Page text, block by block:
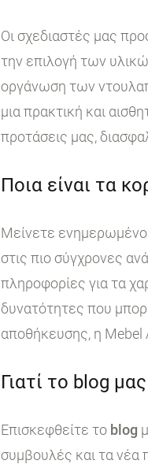
Οι σχεδιαστές μας
την επιλογή των
οργάνωση των
μια πρακτική και
προτάσεις μας,
Ποια είναι τα
Μείνετε
στις πιο σύγχρονες
πληροφορίες για τα
δυνατότητες που
αποθήκευσης, η Mebel
Γιατί το blog
Επισκεφθείτε το blog
συμβουλές και τα νέα